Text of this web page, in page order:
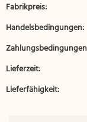
Fabrikpreis:
Handelsbedingungen:
Lieferzeit:
Lieferfähigkeit: